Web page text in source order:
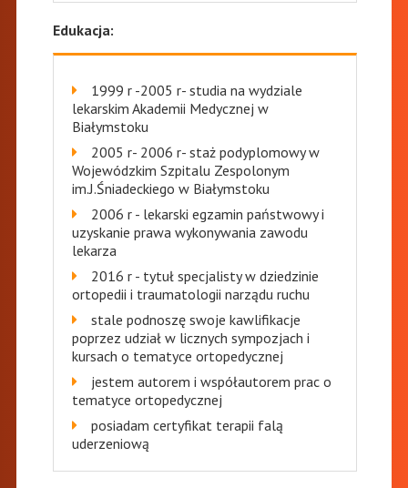
Edukacja:
1999 r -2005 r- studia na wydziale
lekarskim Akademii Medycznej w
Białymstoku
2005 r- 2006 r- staż podyplomowy w
Wojewódzkim Szpitalu Zespolonym
im.J.Śniadeckiego w Białymstoku
2006 r - lekarski egzamin państwowy i
uzyskanie prawa wykonywania zawodu
lekarza
2016 r - tytuł specjalisty w dziedzinie
ortopedii i traumatologii narządu ruchu
stale podnoszę swoje kawlifikacje
poprzez udział w licznych sympozjach i
kursach o tematyce ortopedycznej
jestem autorem i współautorem prac o
tematyce ortopedycznej
posiadam certyfikat terapii falą
uderzeniową